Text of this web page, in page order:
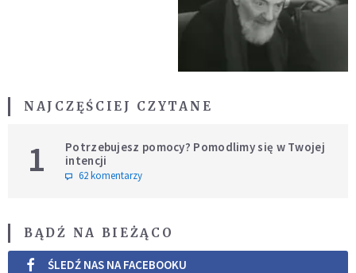
NAJCZĘŚCIEJ CZYTANE
1
Potrzebujesz pomocy? Pomodlimy się w Twojej
intencji
62 komentarzy
BĄDŹ NA BIEŻĄCO
ŚLEDŹ NAS NA FACEBOOKU